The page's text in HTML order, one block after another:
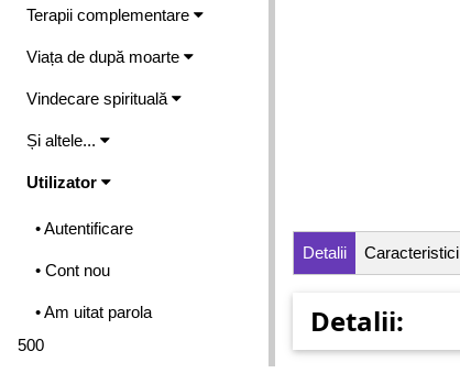
Terapii complementare
Viața de după moarte
Vindecare spirituală
Și altele...
Utilizator
• Autentificare
• Cont nou
• Am uitat parola
500
Detalii Caracteristici
Detalii: